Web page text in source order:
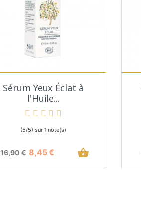
Aperçu rapide
Sérum Yeux Éclat à
l'Huile...
(5/5) sur 1 note(s)
Prix de base
16,90 € Prix
8,45 € shopping_basket